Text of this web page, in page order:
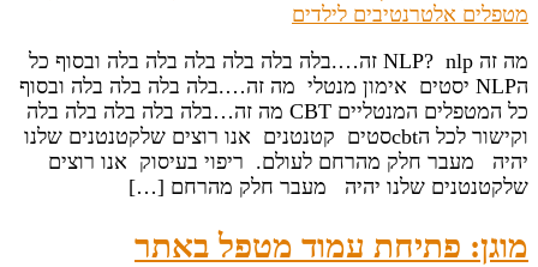
מה זה NLP? nlp זה….בלה בלה בלה בלה בלה בלה ובסוף כל
הNLP יסטים אימון מנטלי מה זה….בלה בלה בלה בלה ובסוף
כל המטפלים המנטליים CBT מה זה…בלה בלה בלה בלה בלה
וקישור לכל הcbtסטים קטנטנים אנו רוצים שלקטנטנים שלנו
יהיה מעבר חלק מהרחם לעולם. ריפוי בעיסוק אנו רוצים
שלקטנטנים שלנו יהיה מעבר חלק מהרחם […]
מוגן: פתיחת עמוד מטפל באתר